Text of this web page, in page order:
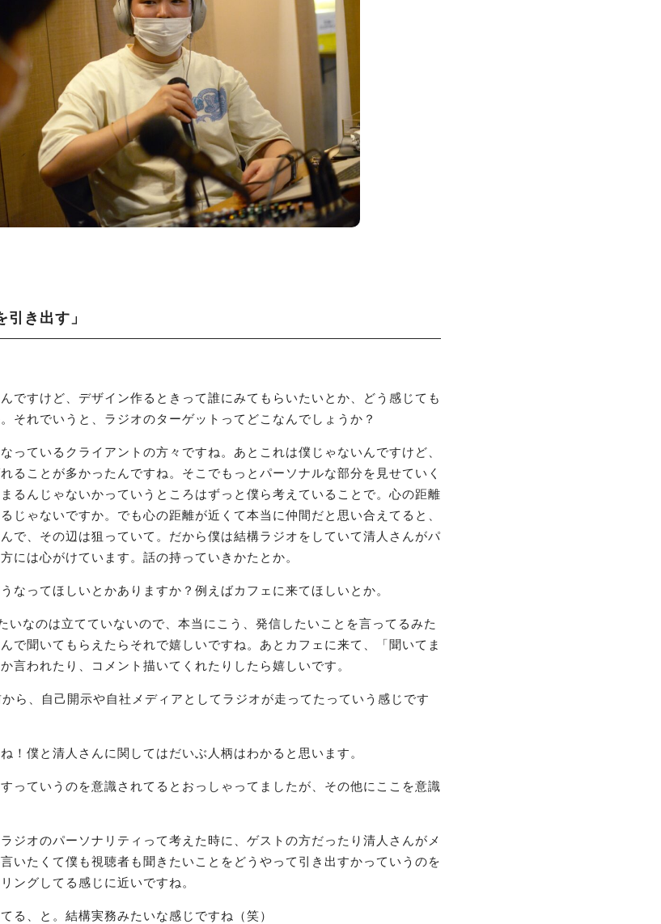
き出す」
ですけど、デザイン作るときって誰にみてもらいたいとか、どう感じても
それでいうと、ラジオのターゲットってどこなんでしょうか？
っているクライアントの方々ですね。あとこれは僕じゃないんですけど、
ることが多かったんですね。そこでもっとパーソナルな部分を見せていく
るんじゃないかっていうところはずっと僕ら考えていることで。心の距離
じゃないですか。でも心の距離が近くて本当に仲間だと思い合えてると、
で、その辺は狙っていて。だから僕は結構ラジオをしていて清人さんがパ
には心がけています。話の持っていきかたとか。
なってほしいとかありますか？例えばカフェに来てほしいとか。
いなのは立てていないので、本当にこう、発信したいことを言ってるみた
で聞いてもらえたらそれで嬉しいですね。あとカフェに来て、「聞いてま
言われたり、コメント描いてくれたりしたら嬉しいです。
ら、自己開示や自社メディアとしてラジオが走ってたっていう感じです
！僕と清人さんに関してはだいぶ人柄はわかると思います。
っていうのを意識されてるとおっしゃってましたが、その他にここを意識
ジオのパーソナリティって考えた時に、ゲストの方だったり清人さんがメ
いたくて僕も視聴者も聞きたいことをどうやって引き出すかっていうのを
ングしてる感じに近いですね。
る、と。結構実務みたいな感じですね（笑）